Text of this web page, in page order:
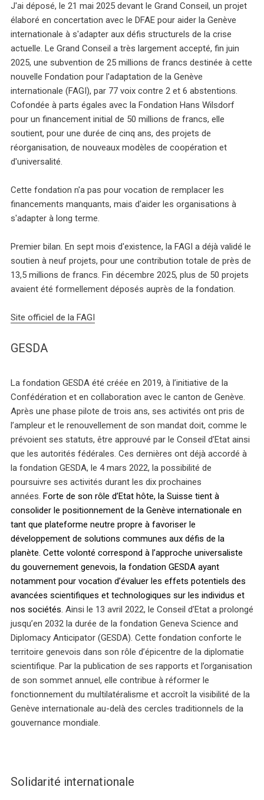
J'ai déposé, le 21 mai 2025 devant le Grand Conseil, un projet
élaboré en concertation avec le DFAE pour aider la Genève
internationale à s'adapter aux défis structurels de la crise
actuelle. Le Grand Conseil a très largement accepté, fin juin
2025, une subvention de 25 millions de francs destinée à cette
nouvelle Fondation pour l'adaptation de la Genève
internationale (FAGI), par 77 voix contre 2 et 6 abstentions.
Cofondée à parts égales avec la Fondation Hans Wilsdorf
pour un financement initial de 50 millions de francs, elle
soutient, pour une durée de cinq ans, des projets de
réorganisation, de nouveaux modèles de coopération et
d'universalité.
Cette fondation n'a pas pour vocation de remplacer les
financements manquants, mais d'aider les organisations à
s'adapter à long terme.
Premier bilan. En sept mois d'existence, la FAGI a déjà validé le
soutien à neuf projets, pour une contribution totale de près de
13,5 millions de francs. Fin décembre 2025, plus de 50 projets
avaient été formellement déposés auprès de la fondation.
Site officiel de la FAGI
GESDA
La fondation GESDA été créée en 2019, à l’initiative de la
Confédération et en collaboration avec le canton de Genève.
Après une phase pilote de trois ans, ses activités ont pris de
l’ampleur et le renouvellement de son mandat doit, comme le
prévoient ses statuts, être approuvé par le Conseil d’Etat ainsi
que les autorités fédérales. Ces dernières ont déjà accordé à
la fondation GESDA, le 4 mars 2022, la possibilité de
poursuivre ses activités durant les dix prochaines
années. Forte de son rôle d’Etat hôte, la Suisse tient à
consolider le positionnement de la Genève internationale en
tant que plateforme neutre propre à favoriser le
développement de solutions communes aux défis de la
planète. Cette volonté correspond à l’approche universaliste
du gouvernement genevois, la fondation GESDA ayant
notamment pour vocation d’évaluer les effets potentiels des
avancées scientifiques et technologiques sur les individus et
nos sociétés. Ainsi le 13 avril 2022, le Conseil d’Etat a prolongé
jusqu’en 2032 la durée de la fondation Geneva Science and
Diplomacy Anticipator (GESDA). Cette fondation conforte le
territoire genevois dans son rôle d’épicentre de la diplomatie
scientifique. Par la publication de ses rapports et l’organisation
de son sommet annuel, elle contribue à réformer le
fonctionnement du multilatéralisme et accroît la visibilité de la
Genève internationale au-delà des cercles traditionnels de la
gouvernance mondiale.
Solidarité internationale